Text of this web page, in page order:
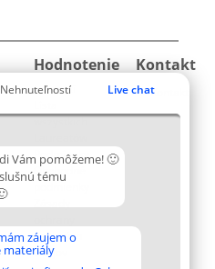
Nehnuteľností Live chat
Vám pomôžeme! 🙂
tému
záujem o
materiály
Hodnotenie
Laureáti
wszystkich
Podmienky
Obchodné
osobných
údajov
Kontakt
Kontakt